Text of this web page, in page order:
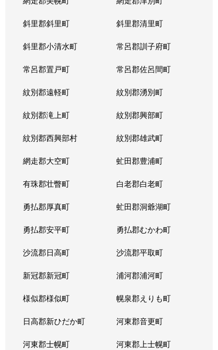
斜里郡斜里町 斜里郡清里町
斜里郡小清水町 常呂郡訓子府町
常呂郡置戸町 常呂郡佐呂間町
紋別郡遠軽町 紋別郡湧別町
紋別郡滝上町 紋別郡興部町
紋別郡西興部村 紋別郡雄武町
網走郡大空町 虻田郡豊浦町
有珠郡壮瞥町 白老郡白老町
勇払郡厚真町 虻田郡洞爺湖町
勇払郡安平町 勇払郡むかわ町
沙流郡日高町 沙流郡平取町
新冠郡新冠町 浦河郡浦河町
様似郡様似町 幌泉郡えりも町
日高郡新ひだか町 河東郡音更町
河東郡士幌町 河東郡上士幌町